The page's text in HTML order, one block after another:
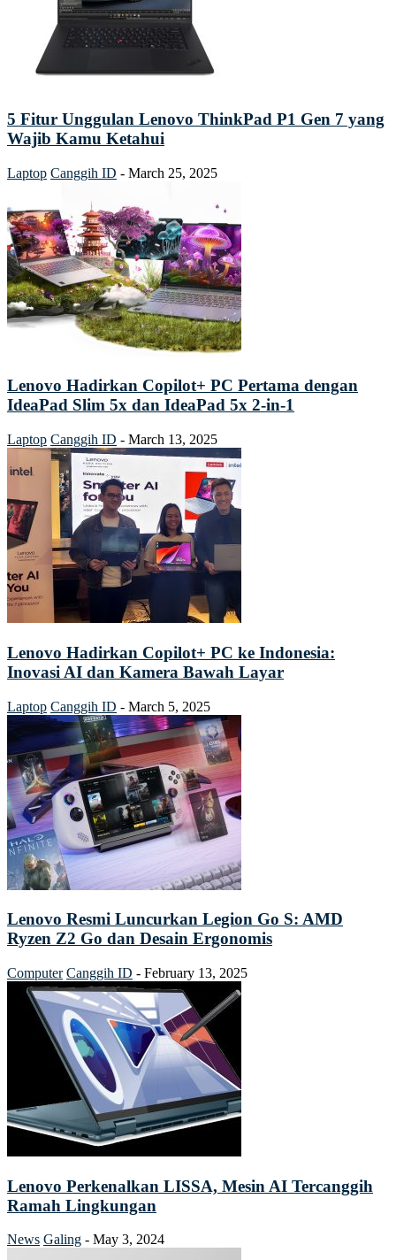
5 Fitur Unggulan Lenovo ThinkPad P1 Gen 7 yang
Wajib Kamu Ketahui
Laptop Canggih ID - March 25, 2025
Lenovo Hadirkan Copilot+ PC Pertama dengan
IdeaPad Slim 5x dan IdeaPad 5x 2-in-1
Laptop Canggih ID - March 13, 2025
Lenovo Hadirkan Copilot+ PC ke Indonesia:
Inovasi AI dan Kamera Bawah Layar
Laptop Canggih ID - March 5, 2025
Lenovo Resmi Luncurkan Legion Go S: AMD
Ryzen Z2 Go dan Desain Ergonomis
Computer Canggih ID - February 13, 2025
Lenovo Perkenalkan LISSA, Mesin AI Tercanggih
Ramah Lingkungan
News Galing - May 3, 2024